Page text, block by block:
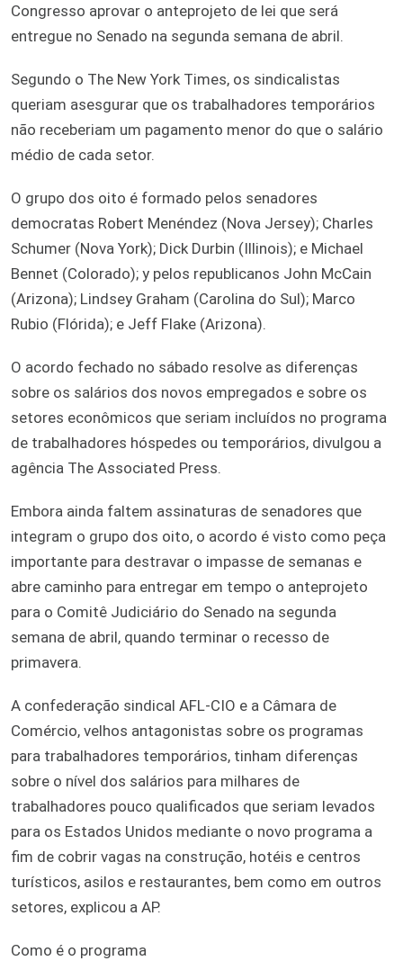
Congresso aprovar o anteprojeto de lei que será
entregue no Senado na segunda semana de abril.
Segundo o The New York Times, os sindicalistas
queriam asesgurar que os trabalhadores temporários
não receberiam um pagamento menor do que o salário
médio de cada setor.
O grupo dos oito é formado pelos senadores
democratas Robert Menéndez (Nova Jersey); Charles
Schumer (Nova York); Dick Durbin (Illinois); e Michael
Bennet (Colorado); y pelos republicanos John McCain
(Arizona); Lindsey Graham (Carolina do Sul); Marco
Rubio (Flórida); e Jeff Flake (Arizona).
O acordo fechado no sábado resolve as diferenças
sobre os salários dos novos empregados e sobre os
setores econômicos que seriam incluídos no programa
de trabalhadores hóspedes ou temporários, divulgou a
agência The Associated Press.
Embora ainda faltem assinaturas de senadores que
integram o grupo dos oito, o acordo é visto como peça
importante para destravar o impasse de semanas e
abre caminho para entregar em tempo o anteprojeto
para o Comitê Judiciário do Senado na segunda
semana de abril, quando terminar o recesso de
primavera.
A confederação sindical AFL-CIO e a Câmara de
Comércio, velhos antagonistas sobre os programas
para trabalhadores temporários, tinham diferenças
sobre o nível dos salários para milhares de
trabalhadores pouco qualificados que seriam levados
para os Estados Unidos mediante o novo programa a
fim de cobrir vagas na construção, hotéis e centros
turísticos, asilos e restaurantes, bem como em outros
setores, explicou a AP.
Como é o programa